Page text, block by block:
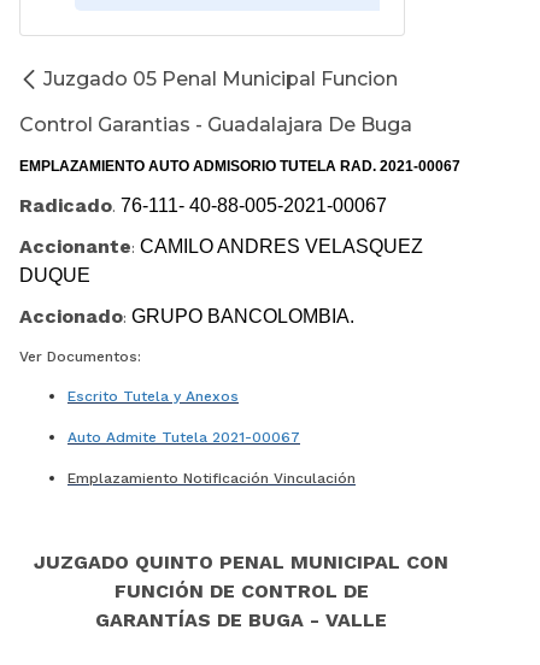
Juzgado 05 Penal Municipal Funcion
Control Garantias - Guadalajara De Buga
EMPLAZAMIENTO AUTO ADMISORIO TUTELA RAD. 2021-00067
Radicado. 76-111- 40-88-005-2021-00067
Accionante: CAMILO ANDRES VELASQUEZ
DUQUE
Accionado: GRUPO BANCOLOMBIA.
Ver Documentos:
Escrito Tutela y Anexos
Auto Admite Tutela 2021-00067
Emplazamiento Notificación Vinculación
JUZGADO QUINTO PENAL MUNICIPAL CON
FUNCIÓN DE CONTROL DE
GARANTÍAS DE BUGA - VALLE